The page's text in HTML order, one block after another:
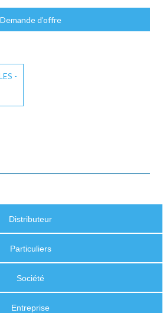
Demande d’offre
-
Distributeur
Particuliers
Société
Entreprise